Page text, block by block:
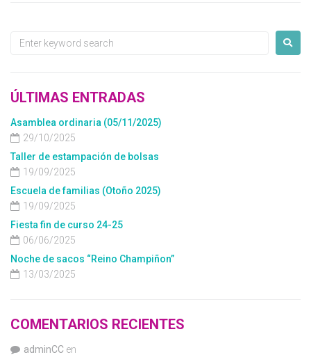
ÚLTIMAS ENTRADAS
Asamblea ordinaria (05/11/2025)
29/10/2025
Taller de estampación de bolsas
19/09/2025
Escuela de familias (Otoño 2025)
19/09/2025
Fiesta fin de curso 24-25
06/06/2025
Noche de sacos “Reino Champiñon”
13/03/2025
COMENTARIOS RECIENTES
adminCC en